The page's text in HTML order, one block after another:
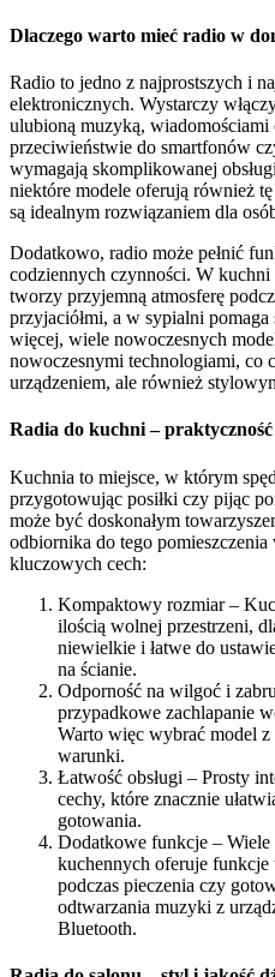
Dlaczego warto mieć radio w
Radio to jedno z najprostszych i
elektronicznych. Wystarczy
ulubioną muzyką,
przeciwieństwie do smartfonów
wymagają skomplikowanej
niektóre modele oferują również
są idealnym rozwiązaniem dla
Dodatkowo, radio może pełnić
codziennych czynności. W
tworzy przyjemną atmosferę
przyjaciółmi, a w sypialni
więcej, wiele nowoczesnych
nowoczesnymi technologiami, co
urządzeniem, ale również
Radia do kuchni –
Kuchnia to miejsce, w którym
przygotowując posiłki czy pijąc
może być doskonałym
odbiornika do tego
kluczowych cech:
Kompaktowy rozmiar –
ilością wolnej przestrzeni,
niewielkie i łatwe do
na ścianie.
Odporność na wilgoć i
przypadkowe zachlapanie
Warto więc wybrać model
warunki.
Łatwość obsługi – Prosty
cechy, które znacznie
gotowania.
Dodatkowe funkcje –
kuchennych oferuje
podczas pieczenia czy
odtwarzania muzyki z
Bluetooth.